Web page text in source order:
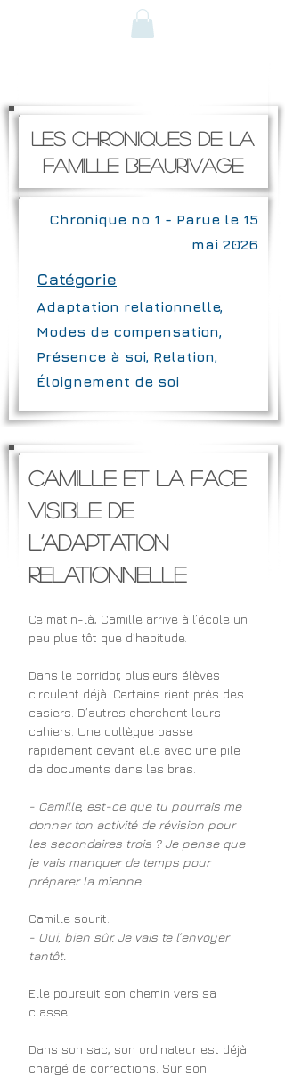
Les chroniques de la
famille beaurivage
Chronique no 1 - Parue le 15
mai 2026
Catégorie
Adaptation relationnelle,
Modes de compensation,
Présence à soi, Relation,
Éloignement de soi
Camille et la face
visible de
l’adaptation
relationnelle
Ce matin-là, Camille arrive à l’école un
peu plus tôt que d’habitude.
Dans le corridor, plusieurs élèves
circulent déjà. Certains rient près des
casiers. D’autres cherchent leurs
cahiers. Une collègue passe
rapidement devant elle avec une pile
de documents dans les bras.
- Camille, est-ce que tu pourrais me
donner ton activité de révision pour
les secondaires trois ? Je pense que
je vais manquer de temps pour
préparer la mienne.
Camille sourit.
- Oui, bien sûr. Je vais te l’envoyer
tantôt.
Elle poursuit son chemin vers sa
classe.
Dans son sac, son ordinateur est déjà
chargé de corrections. Sur son